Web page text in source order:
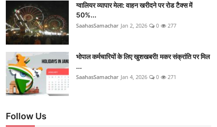
ग्वालियर व्यापार मेला: वाहन खरीदने पर रोड टैक्स में
50%...
SaahasSamachar Jan 2, 2026 0 277
भोपाल कर्मचारियों के लिए खुशखबरी! मकर संक्रांति पर मिल
...
SaahasSamachar Jan 4, 2026 0 271
Follow Us